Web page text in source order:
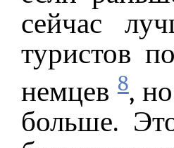
сейчас
туристов
немцев 8,
больше.